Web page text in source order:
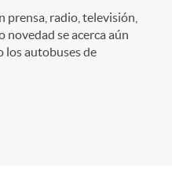
prensa, radio, televisión,
novedad se acerca aún
los autobuses de